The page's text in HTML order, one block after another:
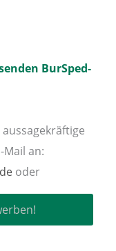
BurSped-
an:
oder